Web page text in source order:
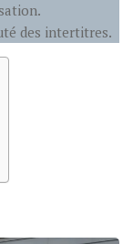
des intertitres.